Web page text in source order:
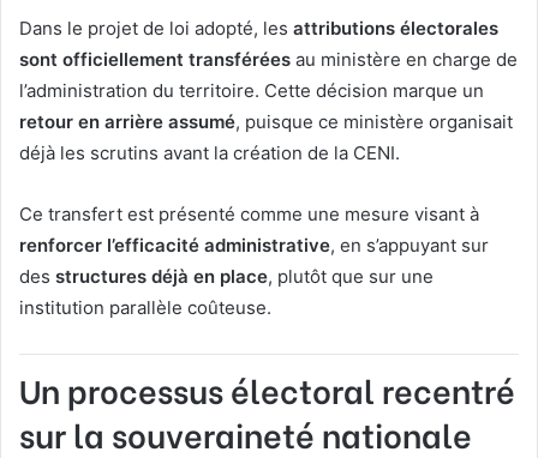
Dans le projet de loi adopté, les attributions électorales
sont officiellement transférées au ministère en charge de
l’administration du territoire. Cette décision marque un
retour en arrière assumé, puisque ce ministère organisait
déjà les scrutins avant la création de la CENI.
Ce transfert est présenté comme une mesure visant à
renforcer l’efficacité administrative, en s’appuyant sur
des structures déjà en place, plutôt que sur une
institution parallèle coûteuse.
Un processus électoral recentré
sur la souveraineté nationale